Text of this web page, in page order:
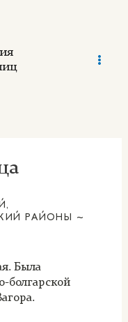
РАЙОНЫ ~
Была
болгарской